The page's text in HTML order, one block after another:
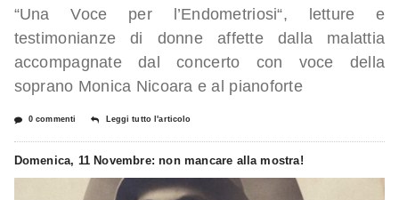
“Una Voce per l’Endometriosi“, letture e
testimonianze di donne affette dalla malattia
accompagnate dal concerto con voce della
soprano Monica Nicoara e al pianoforte
0 commenti Leggi tutto l'articolo
Domenica, 11 Novembre: non mancare alla mostra!